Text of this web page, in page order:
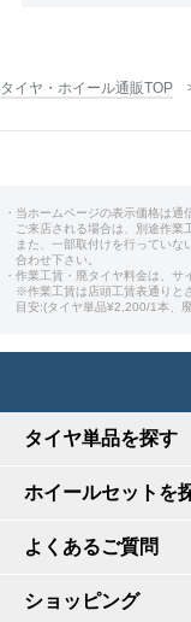
タイヤ・ホイール通販TOP
・当ホームページの表示価格は通
ご来店される場合は、別途作業
また、一部取付けを行っていな
合わせ下さい。
・作業工賃・廃タイヤ料金は、サ
※作業工賃は店頭工賃表通りと
目安:(タイヤ単品¥2,200/1本、
タイヤ単品を探す
ホイールセットを
よくあるご質問
ショッピング